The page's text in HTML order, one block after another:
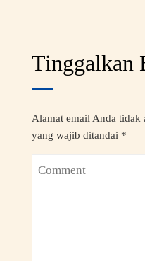
Tinggalkan
Alamat email Anda tidak
yang wajib ditandai *